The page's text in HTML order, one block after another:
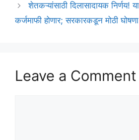
शेतकऱ्यांसाठी दिलासादायक निर्णय!
कर्जमाफी होणार; सरकारकडून मोठी घोषणा
Leave a Comment